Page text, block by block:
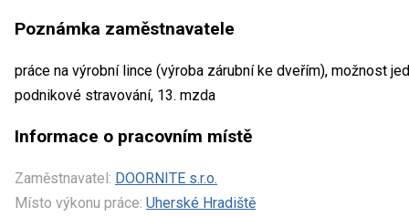
Poznámka zaměstnavatele
práce na výrobní lince (výroba zárubní ke dveřím), možnost
podnikové stravování, 13. mzda
Informace o pracovním místě
Zaměstnavatel: DOORNITE s.r.o.
Místo výkonu práce: Uherské Hradiště